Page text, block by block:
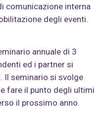
comunicazione interna
degli eventi.
annuale di 3
ed i partner si
Il seminario si svolge
fare il punto degli ultimi
il prossimo anno.